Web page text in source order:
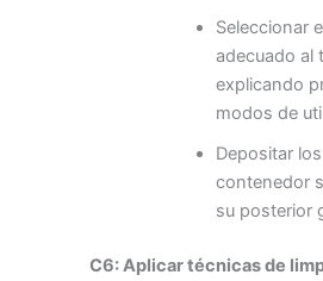
Seleccionar
adecuado al
explicando
modos de
Depositar
contenedor
su posterior
C6: Aplicar técnicas de